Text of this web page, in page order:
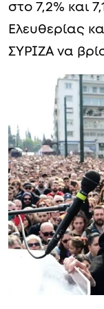
στο 7,2% και
Ελευθερίας
ΣΥΡΙΖΑ να